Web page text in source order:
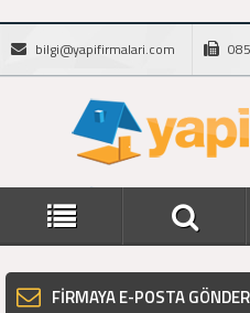
bilgi@yapifirmalari.com
FİRMAYA E-POSTA GÖNDER